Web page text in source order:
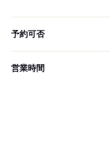
予約可否
営業時間